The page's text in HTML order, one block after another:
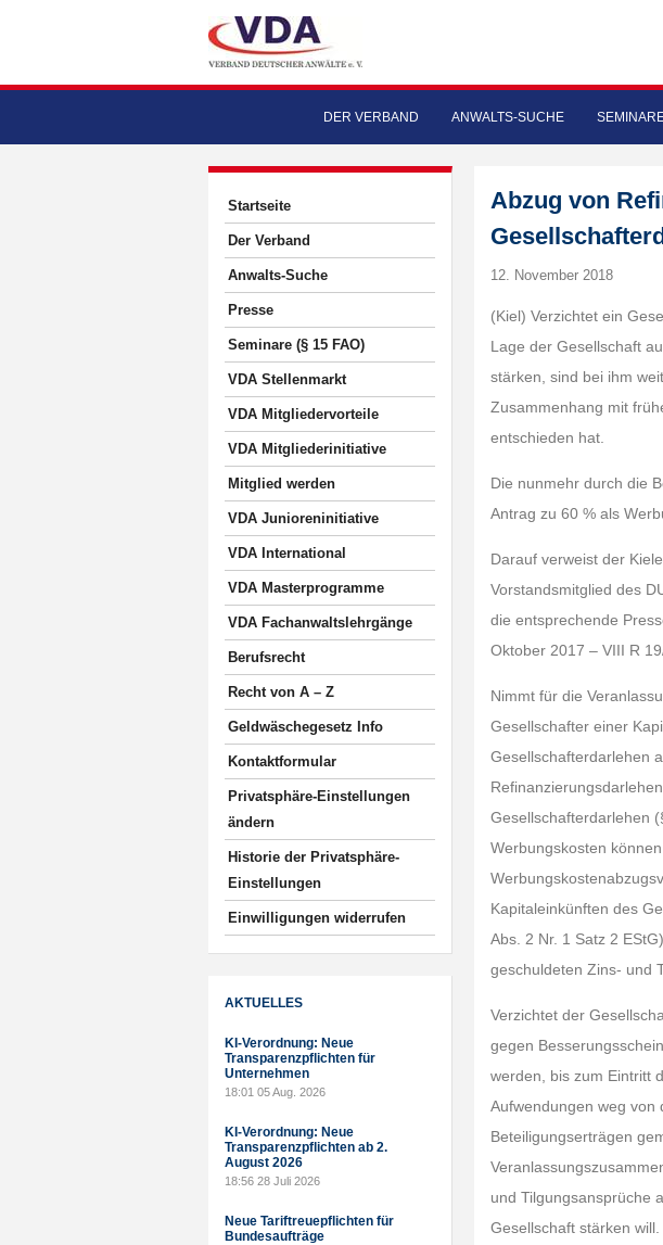
DER VERBAND ANWALTS-SUCHE
Startseite
Der Verband
Anwalts-Suche
Presse
Seminare (§ 15 FAO)
VDA Stellenmarkt
VDA Mitgliedervorteile
VDA Mitgliederinitiative
Mitglied werden
VDA Junioreninitiative
VDA International
VDA Masterprogramme
VDA Fachanwaltslehrgänge
Berufsrecht
Recht von A – Z
Geldwäschegesetz Info
Kontaktformular
Privatsphäre-Einstellungen
ändern
Historie der Privatsphäre-
Einstellungen
Einwilligungen widerrufen
AKTUELLES
KI-Verordnung: Neue
Transparenzpflichten für
Unternehmen
18:01 05 Aug. 2026
KI-Verordnung: Neue
Transparenzpflichten ab 2.
August 2026
18:56 28 Juli 2026
Neue Tariftreuepflichten für
Bundesaufträge
Abzug von
12. November 2018
(Kiel) Verzichtet ein
Lage der Gesellschaft
stärken, sind bei ihm
Zusammenhang mit
entschieden hat.
Die nunmehr durch die
Antrag zu 60 % als
Darauf verweist der
Vorstandsmitglied des
die entsprechende
Oktober 2017 – VIII R
Nimmt für die
Gesellschafter einer
Gesellschafterdarlehen
Gesellschafterdarlehen
Werbungskosten
Kapitaleinkünften des
Abs. 2 Nr. 1 Satz 2
geschuldeten Zins- und
Verzichtet der
gegen
werden, bis zum Eintritt
Aufwendungen weg von
Beteiligungserträgen
und Tilgungsansprüche
Gesellschaft stärken